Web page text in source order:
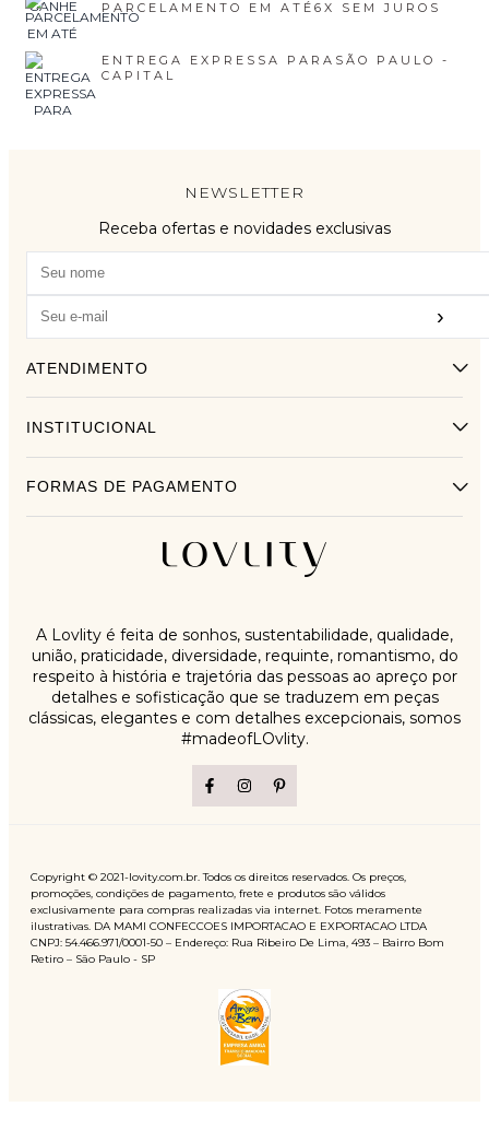
PARCELAMENTO EM ATÉ 6X SEM JUROS
ENTREGA EXPRESSA PARA SÃO PAULO -
CAPITAL
NEWSLETTER
Receba ofertas e novidades exclusivas
›
ATENDIMENTO
INSTITUCIONAL
FORMAS DE PAGAMENTO
A Lovlity é feita de sonhos, sustentabilidade, qualidade,
união, praticidade, diversidade, requinte, romantismo, do
respeito à história e trajetória das pessoas ao apreço por
detalhes e sofisticação que se traduzem em peças
clássicas, elegantes e com detalhes excepcionais, somos
#madeofLOvlity.
Copyright © 2021-lovity.com.br. Todos os direitos reservados. Os preços,
promoções, condições de pagamento, frete e produtos são válidos
exclusivamente para compras realizadas via internet. Fotos meramente
ilustrativas. DA MAMI CONFECCOES IMPORTACAO E EXPORTACAO LTDA
CNPJ: 54.466.971/0001-50 – Endereço: Rua Ribeiro De Lima, 493 – Bairro Bom
Retiro – São Paulo - SP